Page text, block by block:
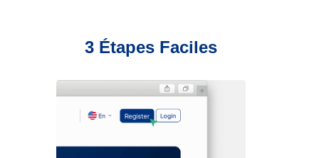
3 Étapes Faciles
Inscription